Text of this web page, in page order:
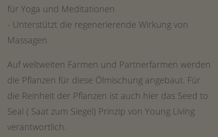
für Yoga und Meditationen
- Unterstützt die regenerierende Wirkung von
Massagen
Auf weltweiten Farmen und Partnerfarmen werden
die Pflanzen für diese Ölmischung angebaut. Für
die Reinheit der Pflanzen ist auch hier das Seed to
Seal ( Saat zum Siegel) Prinzip von Young Living
verantwortlich.